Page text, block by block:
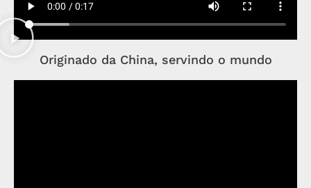
Originado da China, servindo o mundo